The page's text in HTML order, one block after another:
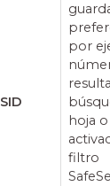
SID
por
hoja o
filtro